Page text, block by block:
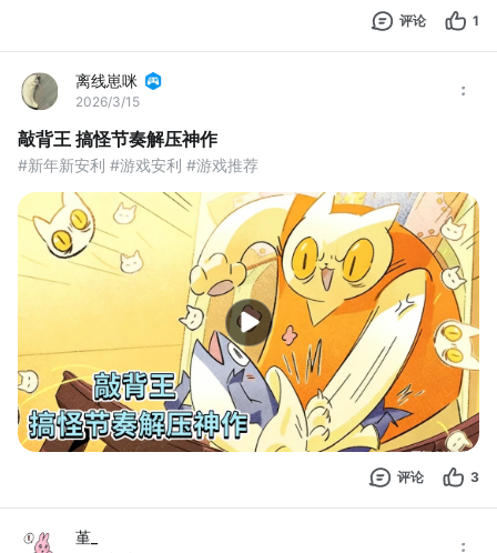
评论 1
离线崽咪
2026/3/15
敲背王 搞怪节奏解压神作
#新年新安利 #游戏安利 #游戏推荐
评论 3
堇_